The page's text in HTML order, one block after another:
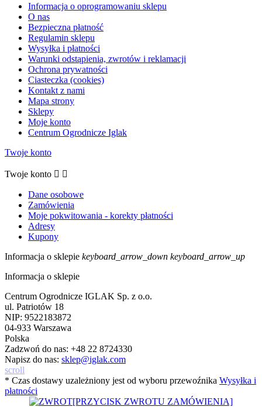
Informacja o oprogramowaniu sklepu
O nas
Bezpieczna płatność
Regulamin sklepu
Wysyłka i płatności
Warunki odstąpienia, zwrotów i reklamacji
Ochrona prywatności
Ciasteczka (cookies)
Kontakt z nami
Mapa strony
Sklepy
Moje konto
Centrum Ogrodnicze Iglak
Twoje konto
Twoje konto  
Dane osobowe
Zamówienia
Moje pokwitowania - korekty płatności
Adresy
Kupony
Informacja o sklepie keyboard_arrow_down keyboard_arrow_up
Informacja o sklepie
Centrum Ogrodnicze IGLAK Sp. z o.o.
ul. Patriotów 18
NIP: 9522183872
04-933 Warszawa
Polska
Zadzwoń do nas: +48 22 8724330
Napisz do nas: sklep@iglak.com
scroll
* Czas dostawy uzależniony jest od wyboru przewoźnika Wysyłka i
płatności
[PRZYCISK ZWROTU ZAMÓWIENIA]